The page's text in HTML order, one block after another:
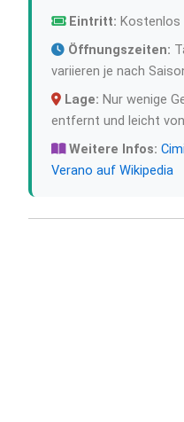
Eintritt: Kostenlos
Öffnungszeiten:
variieren je nach
Lage: Nur wenige
entfernt und leicht
Weitere Infos:
Verano auf Wikipedia